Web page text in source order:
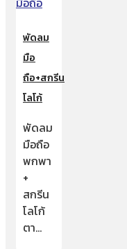
พัดลม
มือ
ถือ+สกรีน
โลโก้
พัดลม
มือถือ
พกพา
+
สกรีน
โลโก้
ตา…